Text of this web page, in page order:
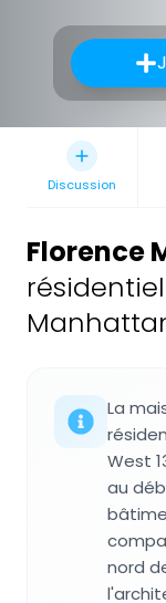
Discussion
Florence
La
West
au
nord